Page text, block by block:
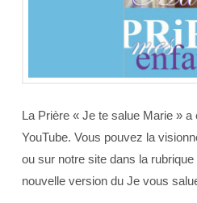
La Prière « Je te salue Marie »
YouTube. Vous pouvez la
ou sur notre site dans la
nouvelle version du Je vous